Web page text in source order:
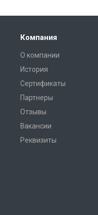
Компания
О компании
История
Сертификаты
Партнеры
Отзывы
Вакансии
Реквизиты